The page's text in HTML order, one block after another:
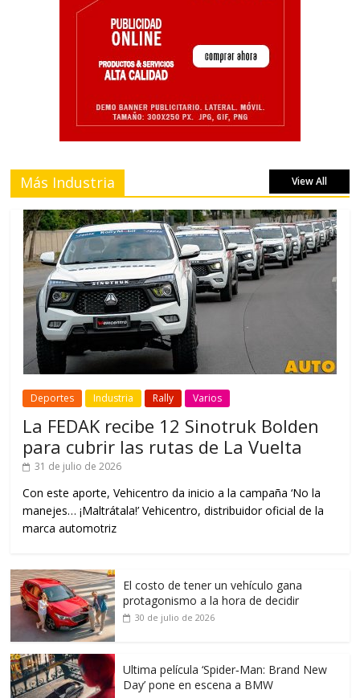
Más Industria View All
Deportes Industria Rally Varios
La FEDAK recibe 12 Sinotruk Bolden
para cubrir las rutas de La Vuelta
31 de julio de 2026
Con este aporte, Vehicentro da inicio a la campaña ‘No la
manejes… ¡Maltrátala!’ Vehicentro, distribuidor oficial de la
marca automotriz
El costo de tener un vehículo gana
protagonismo a la hora de decidir
30 de julio de 2026
Ultima película ‘Spider‑Man: Brand New
Day’ pone en escena a BMW